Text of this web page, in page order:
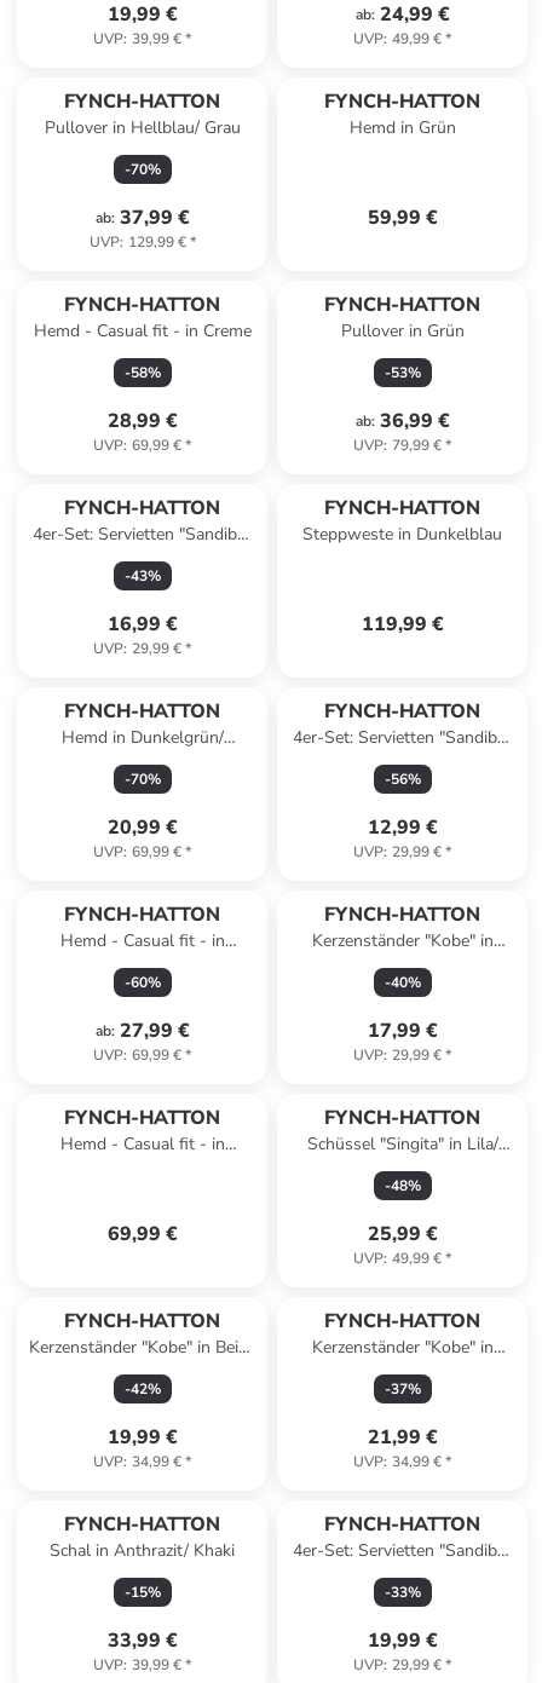
19,99 €
UVP: 39,99 €*
ab: 24,99 €
UVP: 49,99 €*
FYNCH-HATTON
Pullover in Hellblau/ Grau
-70%
ab: 37,99 €
UVP: 129,99 €*
FYNCH-HATTON
Hemd in Grün
59,99 €
FYNCH-HATTON
Hemd - Casual fit - in Creme
-58%
28,99 €
UVP: 69,99 €*
FYNCH-HATTON
Pullover in Grün
-53%
ab: 36,99 €
UVP: 79,99 €*
FYNCH-HATTON
4er-Set: Servietten "Sandibe"
in Blau - (L)50 x (B)50 cm
-43%
16,99 €
UVP: 29,99 €*
FYNCH-HATTON
Steppweste in Dunkelblau
119,99 €
FYNCH-HATTON
Hemd in Dunkelgrün/
Dunkelblau
-70%
20,99 €
UVP: 69,99 €*
FYNCH-HATTON
4er-Set: Servietten "Sandibe"
in Pink - (L)50 x (B)50 cm
-56%
12,99 €
UVP: 29,99 €*
FYNCH-HATTON
Hemd - Casual fit - in
Dunkelblau
-60%
ab: 27,99 €
UVP: 69,99 €*
FYNCH-HATTON
Kerzenständer "Kobe" in
Schwarz - (H)20 x Ø 10,5 cm
-40%
17,99 €
UVP: 29,99 €*
FYNCH-HATTON
Hemd - Casual fit - in
69,99 €
FYNCH-HATTON
Schüssel "Singita" in Lila/
Hellbraun - Ø 30 cm
-48%
25,99 €
UVP: 49,99 €*
FYNCH-HATTON
Kerzenständer "Kobe" in Beige
- (H)36 x Ø 11,5 cm
-42%
19,99 €
UVP: 34,99 €*
FYNCH-HATTON
Kerzenständer "Kobe" in
Schwarz - (H)36 x Ø 11,5 cm
-37%
21,99 €
UVP: 34,99 €*
FYNCH-HATTON
Schal in Anthrazit/ Khaki
-15%
33,99 €
UVP: 39,99 €*
FYNCH-HATTON
4er-Set: Servietten "Sandibe"
in Bunt - (L)50 x (B)50 cm
-33%
19,99 €
UVP: 29,99 €*